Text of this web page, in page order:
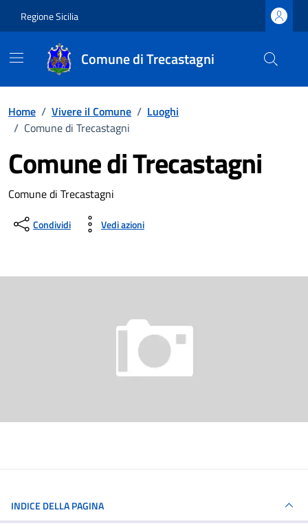
Regione Sicilia
Comune di Trecastagni
Home / Vivere il Comune / Luoghi
/ Comune di Trecastagni
Comune di Trecastagni
Dettagli del luogo
Comune di Trecastagni
Condividi Vedi azioni
INDICE DELLA PAGINA